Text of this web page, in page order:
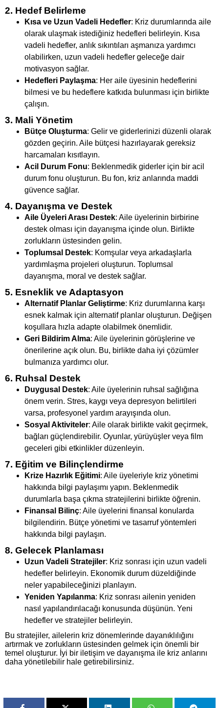
2. Hedef Belirleme
Kısa ve Uzun Vadeli Hedefler: Kriz durumlarında aile
olarak ulaşmak istediğiniz hedefleri belirleyin. Kısa
vadeli hedefler, anlık sıkıntıları aşmanıza yardımcı
olabilirken, uzun vadeli hedefler geleceğe dair
motivasyon sağlar.
Hedefleri Paylaşma: Her aile üyesinin hedeflerini
bilmesi ve bu hedeflere katkıda bulunması için birlikte
çalışın.
3. Mali Yönetim
Bütçe Oluşturma: Gelir ve giderlerinizi düzenli olarak
gözden geçirin. Aile bütçesi hazırlayarak gereksiz
harcamaları kısıtlayın.
Acil Durum Fonu: Beklenmedik giderler için bir acil
durum fonu oluşturun. Bu fon, kriz anlarında maddi
güvence sağlar.
4. Dayanışma ve Destek
Aile Üyeleri Arası Destek: Aile üyelerinin birbirine
destek olması için dayanışma içinde olun. Birlikte
zorlukların üstesinden gelin.
Toplumsal Destek: Komşular veya arkadaşlarla
yardımlaşma projeleri oluşturun. Toplumsal
dayanışma, moral ve destek sağlar.
5. Esneklik ve Adaptasyon
Alternatif Planlar Geliştirme: Kriz durumlarına karşı
esnek kalmak için alternatif planlar oluşturun. Değişen
koşullara hızla adapte olabilmek önemlidir.
Geri Bildirim Alma: Aile üyelerinin görüşlerine ve
önerilerine açık olun. Bu, birlikte daha iyi çözümler
bulmanıza yardımcı olur.
6. Ruhsal Destek
Duygusal Destek: Aile üyelerinin ruhsal sağlığına
önem verin. Stres, kaygı veya depresyon belirtileri
varsa, profesyonel yardım arayışında olun.
Sosyal Aktiviteler: Aile olarak birlikte vakit geçirmek,
bağları güçlendirebilir. Oyunlar, yürüyüşler veya film
geceleri gibi etkinlikler düzenleyin.
7. Eğitim ve Bilinçlendirme
Krize Hazırlık Eğitimi: Aile üyeleriyle kriz yönetimi
hakkında bilgi paylaşımı yapın. Beklenmedik
durumlarla başa çıkma stratejilerini birlikte öğrenin.
Finansal Bilinç: Aile üyelerini finansal konularda
bilgilendirin. Bütçe yönetimi ve tasarruf yöntemleri
hakkında bilgi paylaşın.
8. Gelecek Planlaması
Uzun Vadeli Stratejiler: Kriz sonrası için uzun vadeli
hedefler belirleyin. Ekonomik durum düzeldiğinde
neler yapabileceğinizi planlayın.
Yeniden Yapılanma: Kriz sonrası ailenin yeniden
nasıl yapılandırılacağı konusunda düşünün. Yeni
hedefler ve stratejiler belirleyin.
Bu stratejiler, ailelerin kriz dönemlerinde dayanıklılığını
artırmak ve zorlukların üstesinden gelmek için önemli bir
temel oluşturur. İyi bir iletişim ve dayanışma ile kriz anlarını
daha yönetilebilir hale getirebilirsiniz.